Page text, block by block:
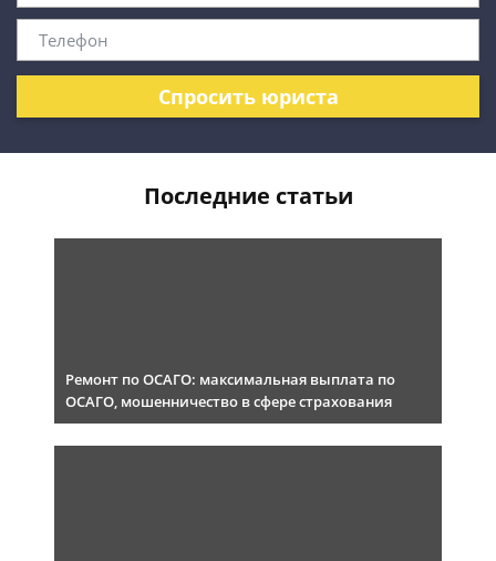
Спросить юриста
Последние статьи
Ремонт по ОСАГО: максимальная выплата по
ОСАГО, мошенничество в сфере страхования